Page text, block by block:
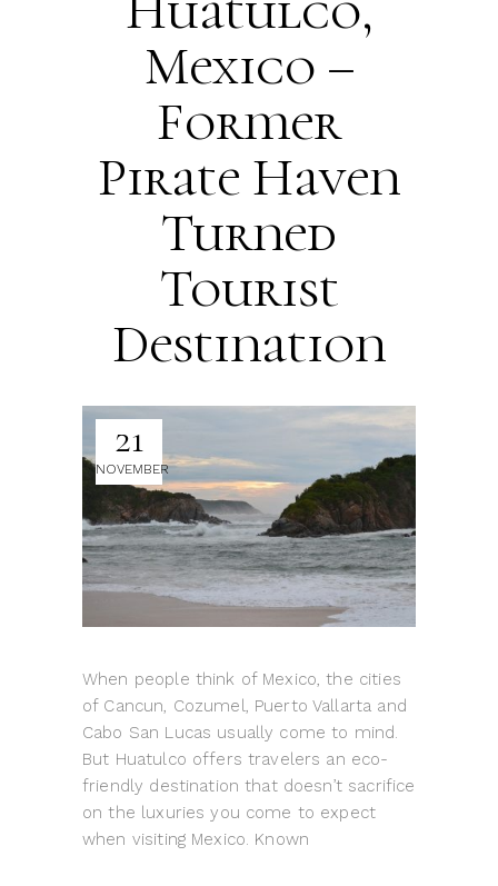
Mexico –
Former
Pirate Haven
Turned
Tourist
Destination
21
NOVEMBER
When people think of Mexico, the cities
of Cancun, Cozumel, Puerto Vallarta and
Cabo San Lucas usually come to mind.
But Huatulco offers travelers an eco-
friendly destination that doesn’t sacrifice
on the luxuries you come to expect
when visiting Mexico. Known